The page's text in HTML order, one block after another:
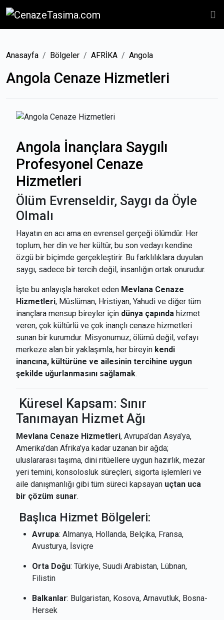
Anasayfa Bölgeler AFRİKA Angola
Angola Cenaze Hizmetleri
Angola İnançlara Saygılı
Profesyonel Cenaze
Hizmetleri
Ölüm Evrenseldir, Saygı da Öyle
Olmalı
Hayatın en acı ama en evrensel gerçeği ölümdür. Her
toplum, her din ve her kültür, bu son vedayı kendine
özgü bir biçimde gerçekleştirir. Bu farklılıklara duyulan
saygı, sadece bir tercih değil, insanlığın ortak onurudur.
İşte bu anlayışla hareket eden Mevlana Cenaze
Hizmetleri, Müslüman, Hristiyan, Yahudi ve diğer tüm
inançlara mensup bireyler için dünya çapında hizmet
veren, çok kültürlü ve çok inançlı cenaze hizmetleri
sunan bir kurumdur. Misyonumuz; ölümü değil, vefayı
merkeze alan bir yaklaşımla, her bireyin kendi
inancına, kültürüne ve ailesinin tercihine uygun
şekilde uğurlanmasını sağlamak.
Küresel Kapsam: Sınır
Tanımayan Hizmet Ağı
Mevlana Cenaze Hizmetleri, Avrupa’dan Asya’ya,
Amerika’dan Afrika’ya kadar uzanan bir ağda;
uluslararası taşıma, dini ritüellere uygun hazırlık, mezar
yeri temini, konsolosluk süreçleri, sigorta işlemleri ve
aile danışmanlığı gibi tüm süreci kapsayan uçtan uca
bir çözüm sunar.
Başlıca Hizmet Bölgeleri:
Avrupa: Almanya, Hollanda, Belçika, Fransa,
Avusturya, İsviçre
Orta Doğu: Türkiye, Suudi Arabistan, Lübnan,
Filistin
Balkanlar: Bulgaristan, Kosova, Arnavutluk, Bosna-
Hersek